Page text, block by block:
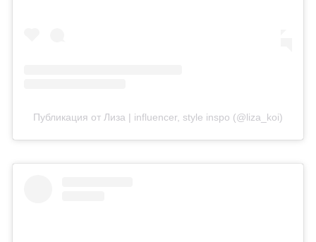
Публикация от Лиза | influencer, style inspo (@liza_koi)